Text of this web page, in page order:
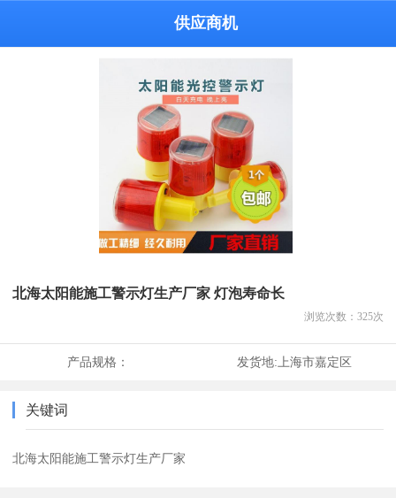
供应商机
北海太阳能施工警示灯生产厂家 灯泡寿命长
浏览次数： 325次
产品规格： 发货地:上海市嘉定区
关键词
北海太阳能施工警示灯生产厂家